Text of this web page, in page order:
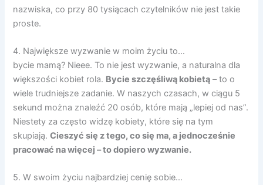
nazwiska, co przy 80 tysiącach czytelników nie jest takie
proste.
4. Największe wyzwanie w moim życiu to…
bycie mamą? Nieee. To nie jest wyzwanie, a naturalna dla
większości kobiet rola. Bycie szczęśliwą kobietą – to o
wiele trudniejsze zadanie. W naszych czasach, w ciągu 5
sekund można znaleźć 20 osób, które mają „lepiej od nas”.
Niestety za często widzę kobiety, które się na tym
skupiają.Cieszyć się z tego, co się ma, a jednocześnie
pracować na więcej – to dopiero wyzwanie.
5. W swoim życiu najbardziej cenię sobie…